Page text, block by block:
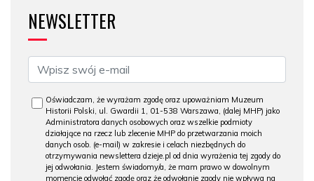
NEWSLETTER
Oświadczam, że wyrażam zgodę oraz upoważniam Muzeum
Historii Polski, ul. Gwardii 1, 01-538 Warszawa, (dalej MHP) jako
Administratora danych osobowych oraz wszelkie podmioty
działające na rzecz lub zlecenie MHP do przetwarzania moich
danych osob. (e-mail) w zakresie i celach niezbędnych do
otrzymywania newslettera dzieje.pl od dnia wyrażenia tej zgody do
jej odwołania. Jestem świadomy/a, że mam prawo w dowolnym
momencie odwołać zgodę oraz że odwołanie zgody nie wpływa na